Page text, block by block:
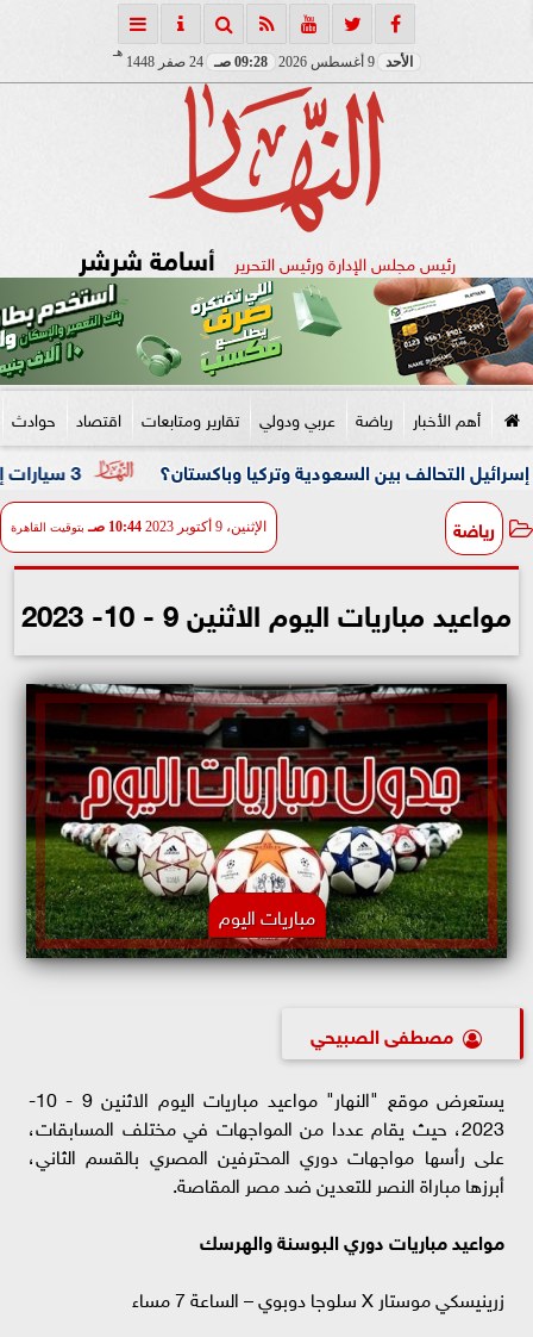
الأحد 09:28 صـ 24 صفر 1448
هـ
رئيس مجلس الإدارة ورئيس التحرير أسامة شرشر
أهم الأخبار رياضة عربي ودولي تقارير ومتابعات اقتصاد حوادث
3 سيارات إطفاء تحاصر النيران.. حريق داخل مصنع نسيج بشبرا الخيمة بين السعودية وتركيا وباكستان؟
رياضة الإثنين، 9 أكتوبر 2023 10:44 صـ بتوقيت القاهرة
مواعيد مباريات اليوم الاثنين 9 - 10- 2023
مباريات اليوم
مصطفى الصبيحي
يستعرض موقع "النهار" مواعيد مباريات اليوم الاثنين 9 - 10-
2023، حيث يقام عددا من المواجهات في مختلف المسابقات،
على رأسها مواجهات دوري المحترفين المصري بالقسم الثاني،
أبرزها مباراة النصر للتعدين ضد مصر المقاصة.
مواعيد مباريات دوري البوسنة والهرسك
زرينيسكي موستار X سلوجا دوبوي – الساعة 7 مساء